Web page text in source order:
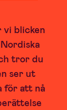
vi blicken
tror du
ser ut
för att nå